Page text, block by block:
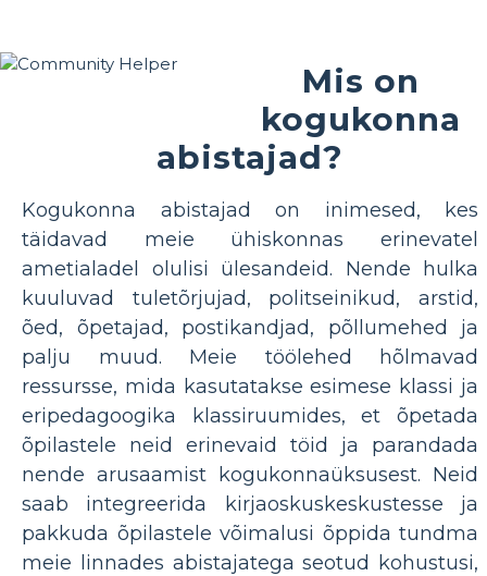
Mis on
kogukonna
abistajad?
Kogukonna abistajad on inimesed, kes
täidavad meie ühiskonnas erinevatel
ametialadel olulisi ülesandeid. Nende hulka
kuuluvad tuletõrjujad, politseinikud, arstid,
õed, õpetajad, postikandjad, põllumehed ja
palju muud. Meie töölehed hõlmavad
ressursse, mida kasutatakse esimese klassi ja
eripedagoogika klassiruumides, et õpetada
õpilastele neid erinevaid töid ja parandada
nende arusaamist kogukonnaüksusest. Neid
saab integreerida kirjaoskuskeskustesse ja
pakkuda õpilastele võimalusi õppida tundma
meie linnades abistajatega seotud kohustusi,